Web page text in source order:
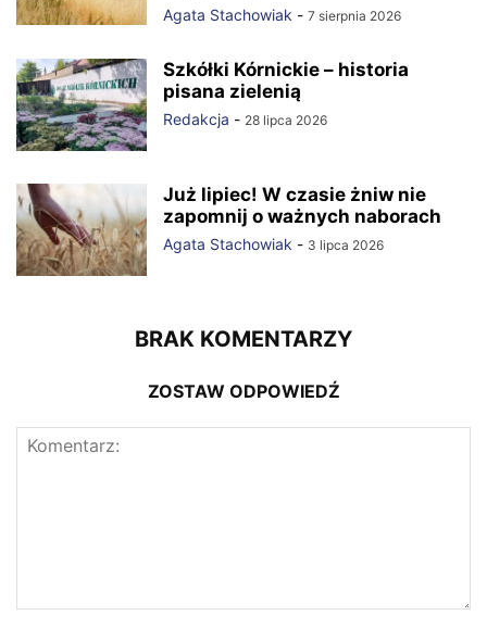
Agata Stachowiak - 7 sierpnia 2026
Szkółki Kórnickie – historia
pisana zielenią
Redakcja - 28 lipca 2026
Już lipiec! W czasie żniw nie
zapomnij o ważnych naborach
Agata Stachowiak - 3 lipca 2026
BRAK KOMENTARZY
ZOSTAW ODPOWIEDŹ